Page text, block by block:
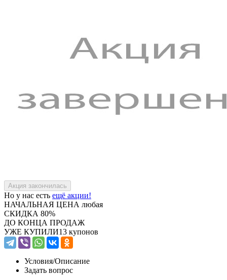
Но у нас есть ещё акции!
НАЧАЛЬНАЯ ЦЕНА любая
СКИДКА 80%
ДО КОНЦА ПРОДАЖ
УЖЕ КУПИЛИ13 купонов
Условия/Описание
Задать вопрос